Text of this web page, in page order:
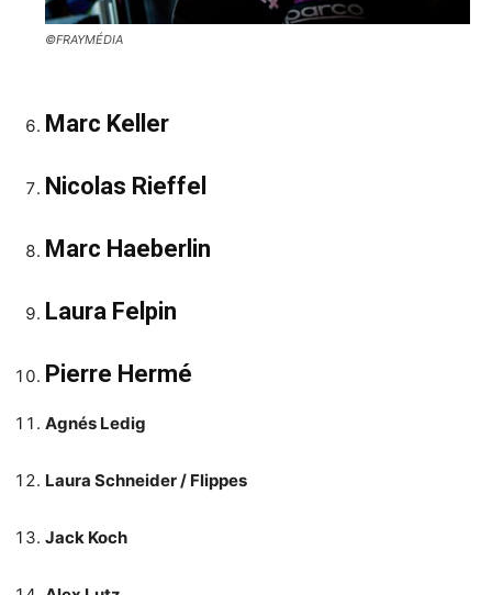
©FRAYMÉDIA
Marc Keller
Nicolas Rieffel
Marc Haeberlin
Laura Felpin
Pierre Hermé
Agnés Ledig
Laura Schneider / Flippes
Jack Koch